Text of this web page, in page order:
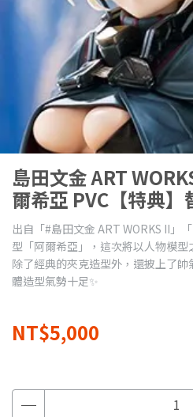
島田文金 ART
爾希亞 PVC【特典】
出自「#島田文金 ART WORKS II」
型「阿爾希亞」，這次將以人物模型
除了經典的夾克造型外，還披上了
體造型氣勢十足✨
NT$5,000